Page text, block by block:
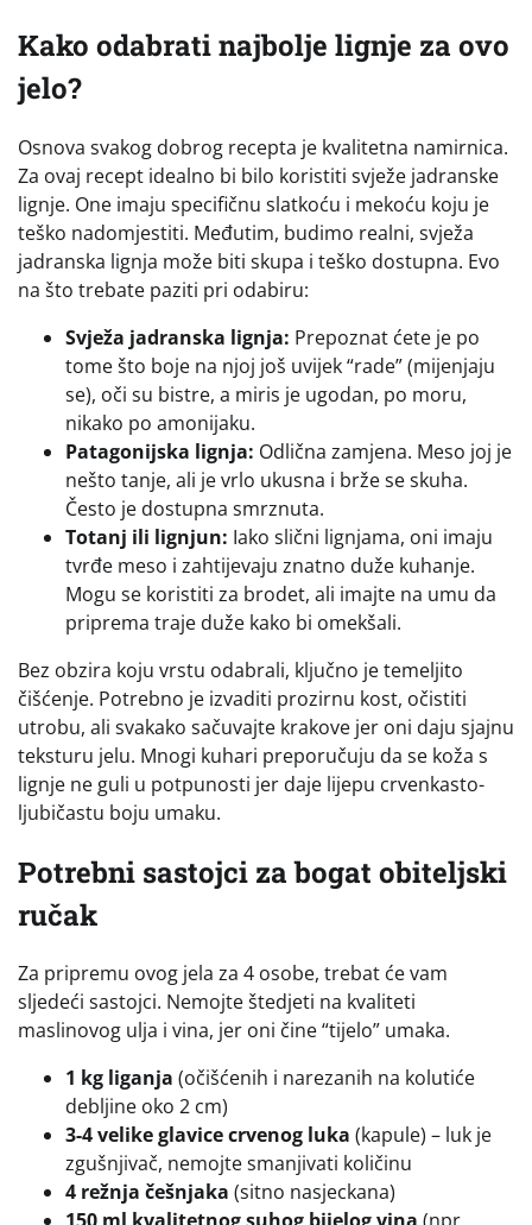
Kako odabrati najbolje lignje za ovo
jelo?
Osnova svakog dobrog recepta je kvalitetna namirnica.
Za ovaj recept idealno bi bilo koristiti svježe jadranske
lignje. One imaju specifičnu slatkoću i mekoću koju je
teško nadomjestiti. Međutim, budimo realni, svježa
jadranska lignja može biti skupa i teško dostupna. Evo
na što trebate paziti pri odabiru:
Svježa jadranska lignja: Prepoznat ćete je po
tome što boje na njoj još uvijek “rade” (mijenjaju
se), oči su bistre, a miris je ugodan, po moru,
nikako po amonijaku.
Patagonijska lignja: Odlična zamjena. Meso joj je
nešto tanje, ali je vrlo ukusna i brže se skuha.
Često je dostupna smrznuta.
Totanj ili lignjun: Iako slični lignjama, oni imaju
tvrđe meso i zahtijevaju znatno duže kuhanje.
Mogu se koristiti za brodet, ali imajte na umu da
priprema traje duže kako bi omekšali.
Bez obzira koju vrstu odabrali, ključno je temeljito
čišćenje. Potrebno je izvaditi prozirnu kost, očistiti
utrobu, ali svakako sačuvajte krakove jer oni daju sjajnu
teksturu jelu. Mnogi kuhari preporučuju da se koža s
lignje ne guli u potpunosti jer daje lijepu crvenkasto-
ljubičastu boju umaku.
Potrebni sastojci za bogat obiteljski
ručak
Za pripremu ovog jela za 4 osobe, trebat će vam
sljedeći sastojci. Nemojte štedjeti na kvaliteti
maslinovog ulja i vina, jer oni čine “tijelo” umaka.
1 kg liganja (očišćenih i narezanih na kolutiće
debljine oko 2 cm)
3-4 velike glavice crvenog luka (kapule) – luk je
zgušnjivač, nemojte smanjivati količinu
4 režnja češnjaka (sitno nasjeckana)